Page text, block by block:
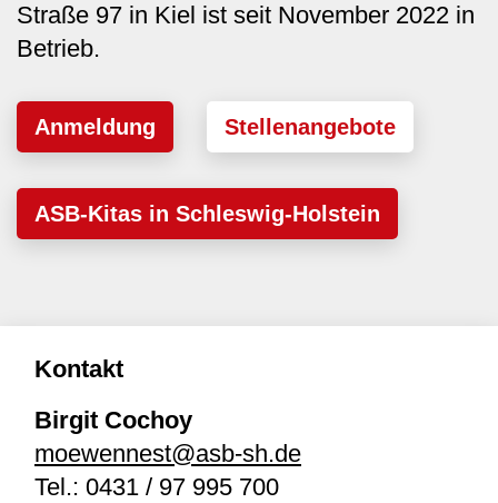
Straße 97 in Kiel ist seit November 2022 in
Betrieb.
Anmeldung Stellenangebote
ASB-Kitas in Schleswig-Holstein
Kontakt
Birgit Cochoy
moewennest@asb-sh.de
Tel.: 0431 / 97 995 700